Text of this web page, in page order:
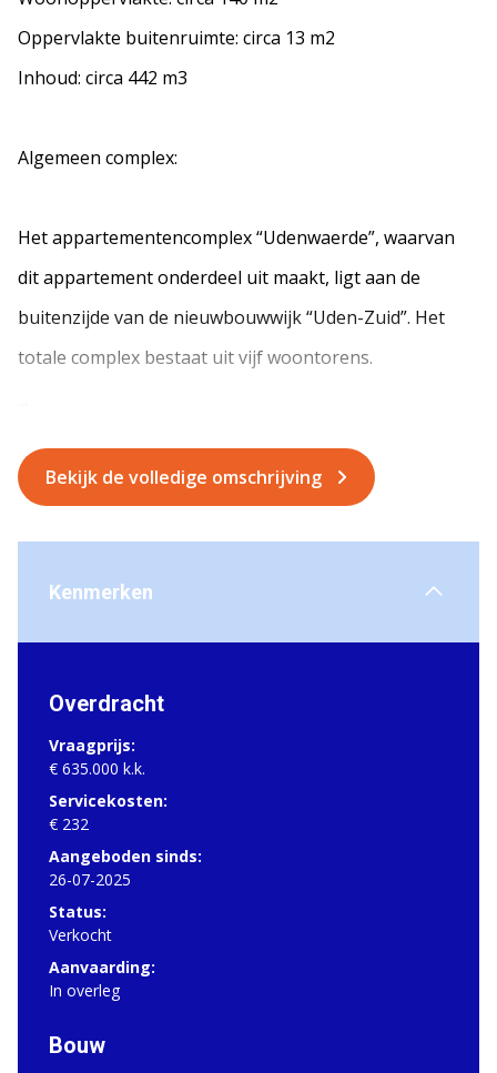
Oppervlakte buitenruimte: circa 13 m2
Inhoud: circa 442 m3
Algemeen complex:
Het appartementencomplex “Udenwaerde”, waarvan
dit appartement onderdeel uit maakt, ligt aan de
buitenzijde van de nieuwbouwwijk “Uden-Zuid”. Het
totale complex bestaat uit vijf woontorens.
Bekijk de volledige omschrijving
Kenmerken
Overdracht
Vraagprijs:
€ 635.000 k.k.
Servicekosten:
€ 232
Aangeboden sinds:
26-07-2025
Status:
Verkocht
Aanvaarding:
In overleg
Bouw